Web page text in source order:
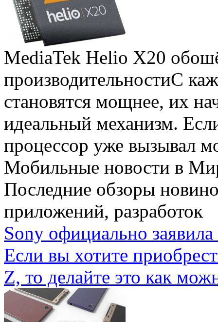
MediaTek Helio X20
производительностиС
становятся мощнее, их
идеальный механизм.
процессор уже вызывал
Мобильные новости в
Последние обзоры
приложений, разработок
Sony официально
Если вы хотите
Z, то делайте это как